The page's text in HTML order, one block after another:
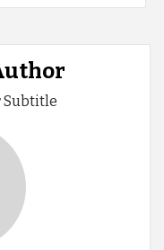
Subtitle